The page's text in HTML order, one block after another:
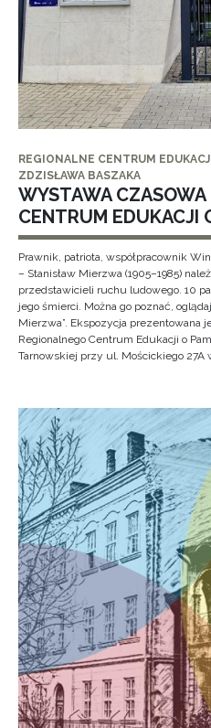
REGIONALNE CENTRUM
ZDZISŁAWA BASZAKA
WYSTAWA CZASOWA
CENTRUM EDUKACJI
Prawnik, patriota, współpracownik
– Stanisław Mierzwa (1905–1985)
przedstawicieli ruchu ludowego. 10
jego śmierci. Można go poznać,
Mierzwa”. Ekspozycja prezentowana
Regionalnego Centrum Edukacji o
Tarnowskiej przy ul. Mościckiego 27A